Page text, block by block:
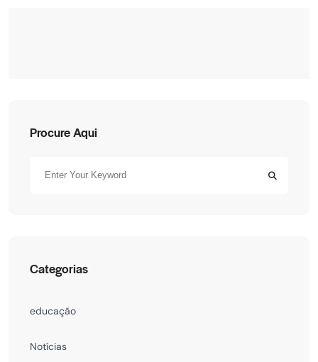
Procure Aqui
Categorias
educação
Notícias